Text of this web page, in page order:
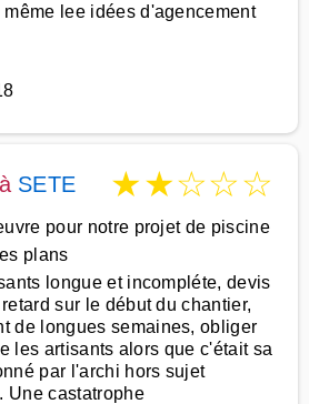
lee idées d'agencement
à SETE ★★☆☆☆
pour notre projet de piscine
plans
longue et incompléte, devis
sur le début du chantier,
de longues semaines, obliger
les artisants alors que c'était sa
par l'archi hors sujet
Une castatrophe